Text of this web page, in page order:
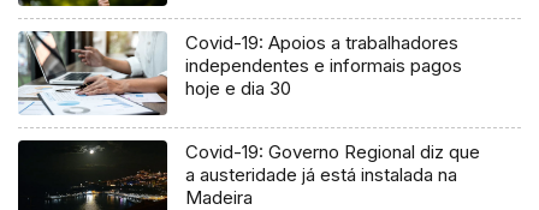
Covid-19: Apoios a trabalhadores
independentes e informais pagos
hoje e dia 30
Covid-19: Governo Regional diz que
a austeridade já está instalada na
Madeira